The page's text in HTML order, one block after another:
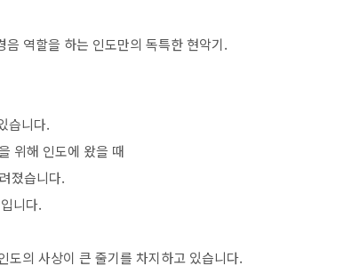
역할을 하는 인도만의 독특한 현악기.
습니다.
위해 인도에 왔을 때
졌습니다.
니다.
도의 사상이 큰 줄기를 차지하고 있습니다.